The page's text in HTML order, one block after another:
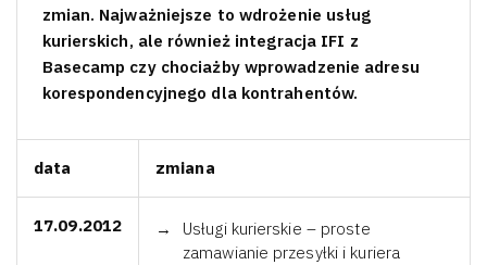
zmian. Najważniejsze to wdrożenie usług
kurierskich, ale również integracja IFI z
Basecamp czy chociażby wprowadzenie adresu
korespondencyjnego dla kontrahentów.
data zmiana
17.09.2012
Usługi kurierskie – proste
zamawianie przesyłki i kuriera